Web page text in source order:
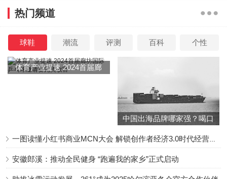
热门频道
球鞋 潮流 评测 百科 个性
体育产业提速 2024首届廊
中国出海品牌哪家强？喝口
安徽郎溪：推动全民健身 “跑遍我的家乡”正式启动